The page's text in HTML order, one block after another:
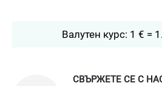
Валутен курс: 1 € =
СВЪРЖЕТЕ СЕ С